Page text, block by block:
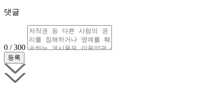
댓글
0 / 300